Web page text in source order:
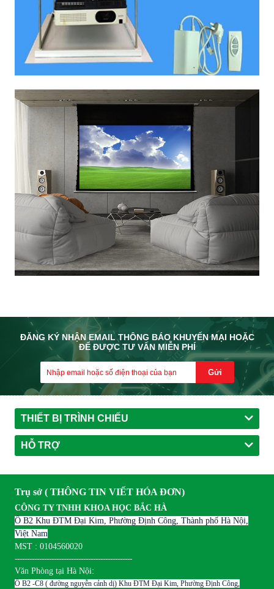
ĐĂNG KÝ NHẬN EMAIL THÔNG BÁO KHUYẾN MẠI HOẶC
ĐỂ ĐƯỢC TƯ VẤN MIỄN PHÍ
Gửi
THIẾT BỊ TRÌNH CHIẾU
HỖ TRỢ
Trụ sở ( THÔNG TIN VIẾT HÓA ĐƠN)
CÔNG TY TNHH KHOA HỌC BẮC HÀ
Ô B2 Khu ĐTM Đại Kim, Phường Định Công, Thành phố Hà Nội,
Việt Nam
MST : 0104560020
------------------------------------------------
Văn Phòng tại Hà Nội:
Ô B2 -C8 ( đường nguyễn cảnh dị) Khu ĐTM Đại Kim, Phường Định Công,